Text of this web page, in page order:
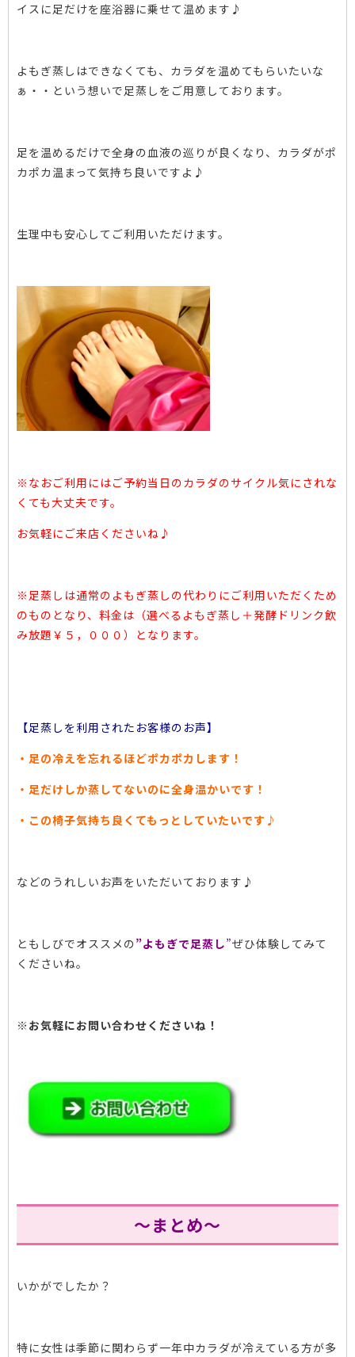
イスに足だけを座浴器に乗せて温めます♪
よもぎ蒸しはできなくても、カラダを温めてもらいたいな
ぁ・・という想いで足蒸しをご用意しております。
足を温めるだけで全身の血液の巡りが良くなり、カラダがポ
カポカ温まって気持ち良いですよ♪
生理中も安心してご利用いただけます。
※なおご利用にはご予約当日のカラダのサイクル気にされな
くても大丈夫です。
お気軽にご来店くださいね♪
※足蒸しは通常のよもぎ蒸しの代わりにご利用いただくため
のものとなり、料金は（選べるよもぎ蒸し＋発酵ドリンク飲
み放題￥５，０００）となります。
【足蒸しを利用されたお客様のお声】
・足の冷えを忘れるほどポカポカします！
・足だけしか蒸してないのに全身温かいです！
・この椅子気持ち良くてもっとしていたいです♪
などのうれしいお声をいただいております♪
ともしびでオススメの ”よもぎで足蒸し”ぜひ体験してみて
くださいね。
※お気軽にお問い合わせくださいね！
～まとめ～
いかがでしたか？
特に女性は季節に関わらず一年中カラダが冷えている方が多